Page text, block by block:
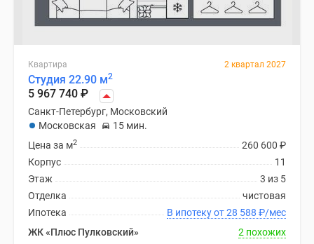
Квартира 2 квартал 2027
Студия 22.90 м2
5 967 740 ₽
Санкт-Петербург, Московский
Московская
15 мин.
260 600 ₽
Цена за м2
11
Корпус
3 из 5
Этаж
чистовая
Отделка
В ипотеку от 28 588 ₽/мес
Ипотека
ЖК «Плюс Пулковский»
2 похожих